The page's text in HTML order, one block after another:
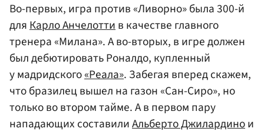
Во-первых, игра против «Ливорно» была 300-й
дляКарло Анчелоттив качестве главного
тренера «Милана». А во-вторых, в игре должен
был дебютировать Роналдо, купленный
у мадридского«Реала». Забегая вперед скажем,
что бразилец вышел на газон «Сан-Сиро», но
только во втором тайме. А в первом пару
нападающих составилиАльберто Джилардинои